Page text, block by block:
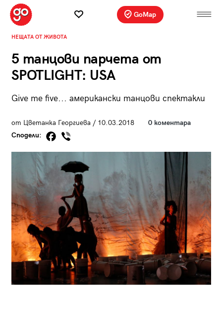
GoMap
НЕЩАТА ОТ ЖИВОТА
5 танцови парчета от
SPOTLIGHT: USA
Give me five... американски танцови спектакли
от Цветанка Георгиева / 10.03.2018
0 коментара
Сподели: